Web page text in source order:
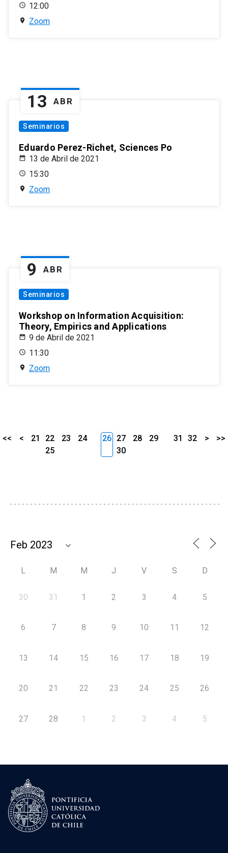
12:00
Zoom
13 ABR
Seminarios
Eduardo Perez-Richet, Sciences Po
13 de Abril de 2021
15:30
Zoom
9 ABR
Seminarios
Workshop on Information Acquisition:
Theory, Empirics and Applications
9 de Abril de 2021
11:30
Zoom
<< < 21 22 23
24
25
26 27 28
29
30
31 32 > >>
L M M J V S D
30 31 1 2 3 4 5
6 7 8 9 10 11 12
13 14 15 16 17 18 19
20 21 22 23 24 25 26
27 28 1 2 3 4 5